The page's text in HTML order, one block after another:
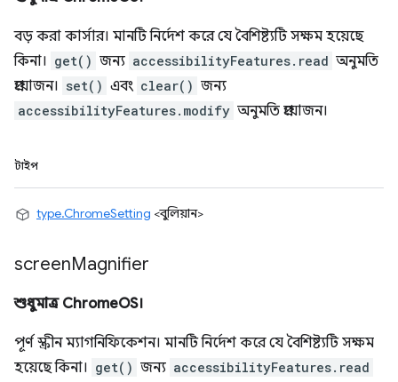
বড় করা কার্সার। মানটি নির্দেশ করে যে বৈশিষ্ট্যটি সক্ষম হয়েছে
কিনা। get() জন্য accessibilityFeatures.read অনুমতি
প্রয়োজন। set() এবং clear() জন্য
accessibilityFeatures.modify অনুমতি প্রয়োজন।
টাইপ
type.ChromeSetting <বুলিয়ান>
screenMagnifier
শুধুমাত্র ChromeOS।
পূর্ণ স্ক্রীন ম্যাগনিফিকেশন। মানটি নির্দেশ করে যে বৈশিষ্ট্যটি সক্ষম
হয়েছে কিনা। get() জন্য accessibilityFeatures.read